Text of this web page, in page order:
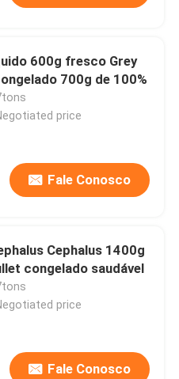
600g fresco Grey
700g de 100%
price
Fale Conosco
Cephalus 1400g
congelado saudável
price
Fale Conosco